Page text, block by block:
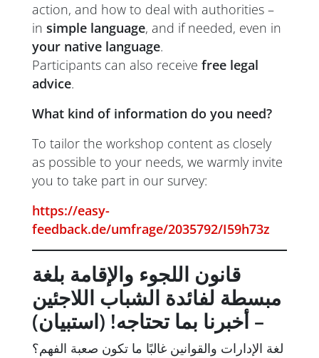
action, and how to deal with authorities –
in simple language, and if needed, even in
your native language.
Participants can also receive free legal
advice.
What kind of information do you need?
To tailor the workshop content as closely
as possible to your needs, we warmly invite
you to take part in our survey:
https://easy-
feedback.de/umfrage/2035792/I59h73z
قانون اللجوء والإقامة بلغة
مبسطة لفائدة الشباب اللاجئين
– أخبرنا بما تحتاجه! (استبيان)
لغة الإدارات والقوانين غالبًا ما تكون صعبة الفهم؟